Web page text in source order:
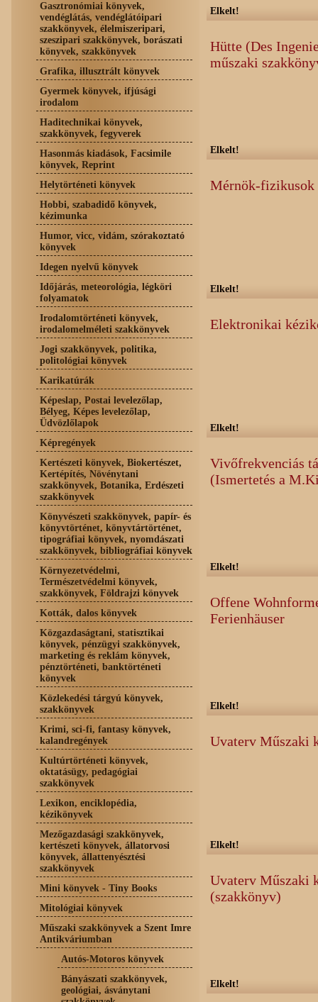
Gasztronómiai könyvek,
vendéglátás, vendéglátóipari
szakkönyvek, élelmiszeripari,
szeszipari szakkönyvek, borászati
könyvek, szakkönyvek
Grafika, illusztrált könyvek
Gyermek könyvek, ifjúsági
irodalom
Haditechnikai könyvek,
szakkönyvek, fegyverek
Hasonmás kiadások, Facsimile
könyvek, Reprint
Helytörténeti könyvek
Hobbi, szabadidő könyvek,
kézimunka
Humor, vicc, vidám, szórakoztató
könyvek
Idegen nyelvű könyvek
Időjárás, meteorológia, légköri
folyamatok
Irodalomtörténeti könyvek,
irodalomelméleti szakkönyvek
Jogi szakkönyvek, politika,
politológiai könyvek
Karikatúrák
Képeslap, Postai levelezőlap,
Bélyeg, Képes levelezőlap,
Üdvözlőlapok
Képregények
Kertészeti könyvek, Biokertészet,
Kertépítés, Növénytani
szakkönyvek, Botanika, Erdészeti
szakkönyvek
Könyvészeti szakkönyvek, papír- és
könyvtörténet, könyvtártörténet,
tipográfiai könyvek, nyomdászati
szakkönyvek, bibliográfiai könyvek
Környezetvédelmi,
Természetvédelmi könyvek,
szakkönyvek, Földrajzi könyvek
Kották, dalos könyvek
Közgazdaságtani, statisztikai
könyvek, pénzügyi szakkönyvek,
marketing és reklám könyvek,
pénztörténeti, banktörténeti
könyvek
Közlekedési tárgyú könyvek,
szakkönyvek
Krimi, sci-fi, fantasy könyvek,
kalandregények
Kultúrtörténeti könyvek,
oktatásügy, pedagógiai
szakkönyvek
Lexikon, enciklopédia,
kézikönyvek
Mezőgazdasági szakkönyvek,
kertészeti könyvek, állatorvosi
könyvek, állattenyésztési
szakkönyvek
Mini könyvek - Tiny Books
Mitológiai könyvek
Műszaki szakkönyvek a Szent Imre
Antikváriumban
Autós-Motoros könyvek
Bányászati szakkönyvek,
geológiai, ásványtani
Elkelt!
Hütte (Des
műszaki
Elkelt!
Mérnök-fizikusok
Elkelt!
Elektronikai
Elkelt!
Vivőfrekvenciás
(Ismertetés a
Elkelt!
Offene
Ferienhäuser
Elkelt!
Uvaterv Műszaki
Elkelt!
Uvaterv Műszaki
(szakkönyv)
Elkelt!